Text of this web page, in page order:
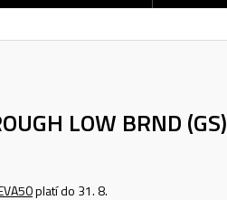
LOW BRND (GS)
platí do 31. 8.